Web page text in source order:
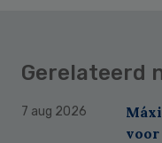
Gerelateerd
7 aug 2026